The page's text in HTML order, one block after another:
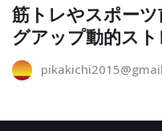
筋トレやスポー
グアップ動的スト